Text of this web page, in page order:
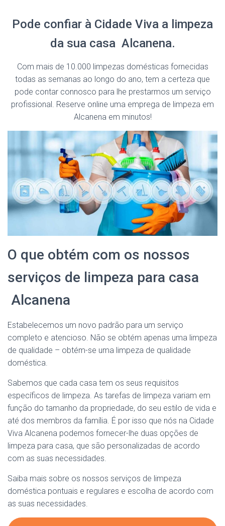
Pode confiar à Cidade Viva a limpeza
da sua casa Alcanena.
Com mais de 10.000 limpezas domésticas fornecidas
todas as semanas ao longo do ano, tem a certeza que
pode contar connosco para lhe prestarmos um serviço
profissional. Reserve online uma emprega de limpeza em
Alcanena em minutos!
O que obtém com os nossos
serviços de limpeza para casa
Alcanena
Estabelecemos um novo padrão para um serviço
completo e atencioso. Não se obtém apenas uma limpeza
de qualidade – obtém-se uma limpeza de qualidade
doméstica.
Sabemos que cada casa tem os seus requisitos
específicos de limpeza. As tarefas de limpeza variam em
função do tamanho da propriedade, do seu estilo de vida e
até dos membros da família. É por isso que nós na Cidade
Viva Alcanena podemos fornecer-lhe duas opções de
limpeza para casa, que são personalizadas de acordo
com as suas necessidades.
Saiba mais sobre os nossos serviços de limpeza
doméstica pontuais e regulares e escolha de acordo com
as suas necessidades.